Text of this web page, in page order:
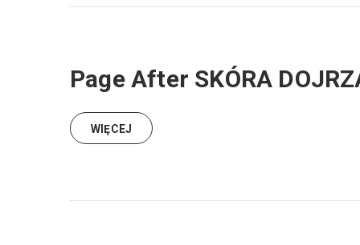
Page After SKÓRA
WIĘCEJ